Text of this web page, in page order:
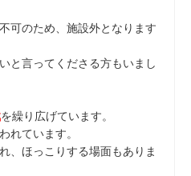
可のため、施設外となります
と言ってくださる方もいまし
を繰り広げています。
れています。
、ほっこりする場面もありま